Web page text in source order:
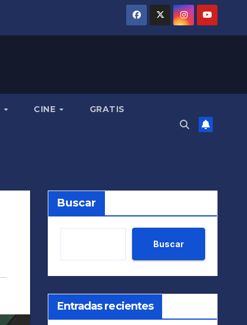
CINE GRATIS
Buscar
Buscar
Entradas recientes